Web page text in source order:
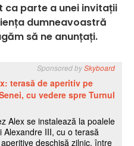
parte a unei invitații
dumneavoastră
să ne anunțați.